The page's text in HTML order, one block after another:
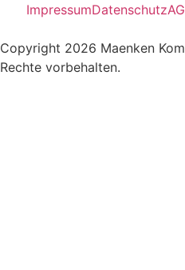
ImpressumDatenschutz
Copyright 2026 Maenken
Rechte vorbehalten.